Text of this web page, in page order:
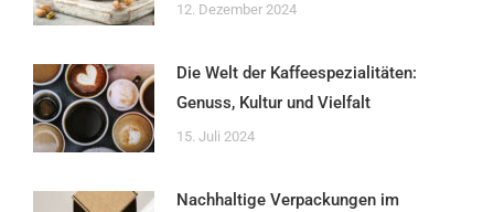
12. Dezember 2024
Die Welt der Kaffeespezialitäten:
Genuss, Kultur und Vielfalt
15. Juli 2024
Nachhaltige Verpackungen im